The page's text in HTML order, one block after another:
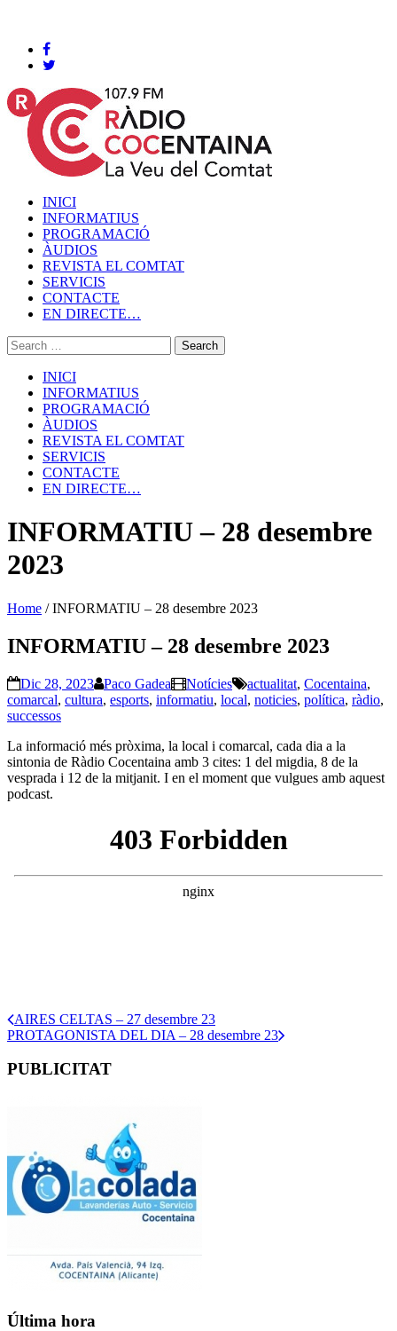
INICI
INFORMATIUS
PROGRAMACIÓ
ÀUDIOS
REVISTA EL COMTAT
SERVICIS
CONTACTE
EN DIRECTE…
INICI
INFORMATIUS
PROGRAMACIÓ
ÀUDIOS
REVISTA EL COMTAT
SERVICIS
CONTACTE
EN DIRECTE…
INFORMATIU – 28 desembre
2023
Home /INFORMATIU – 28 desembre 2023
INFORMATIU – 28 desembre 2023
Dic 28, 2023 Paco Gadea Notícies actualitat, Cocentaina,
comarcal, cultura, esports, informatiu, local, noticies, política, ràdio,
successos
La informació més pròxima, la local i comarcal, cada dia a la
sintonia de Ràdio Cocentaina amb 3 cites: 1 del migdia, 8 de la
vesprada i 12 de la mitjanit. I en el moment que vulgues amb aquest
podcast.
AIRES CELTAS – 27 desembre 23
PROTAGONISTA DEL DIA – 28 desembre 23
PUBLICITAT
Última hora